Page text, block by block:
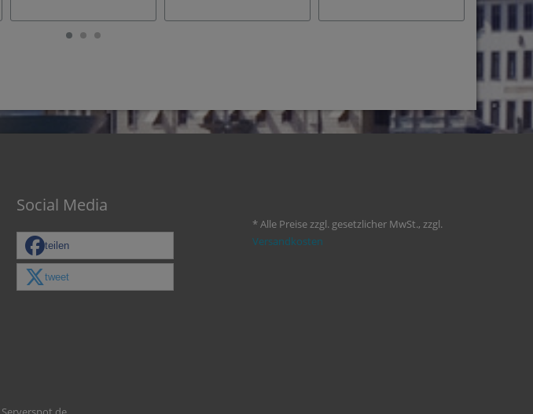
Social Media
teilen
tweet
* Alle Preise zzgl. gesetzlicher MwSt., zzgl.
Versandkosten